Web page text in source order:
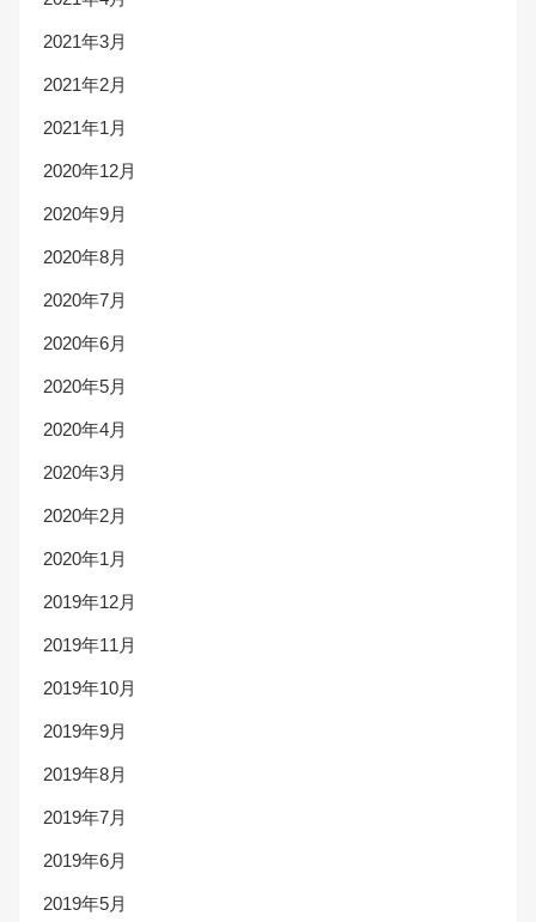
2021年3月
2021年2月
2021年1月
2020年12月
2020年9月
2020年8月
2020年7月
2020年6月
2020年5月
2020年4月
2020年3月
2020年2月
2020年1月
2019年12月
2019年11月
2019年10月
2019年9月
2019年8月
2019年7月
2019年6月
2019年5月